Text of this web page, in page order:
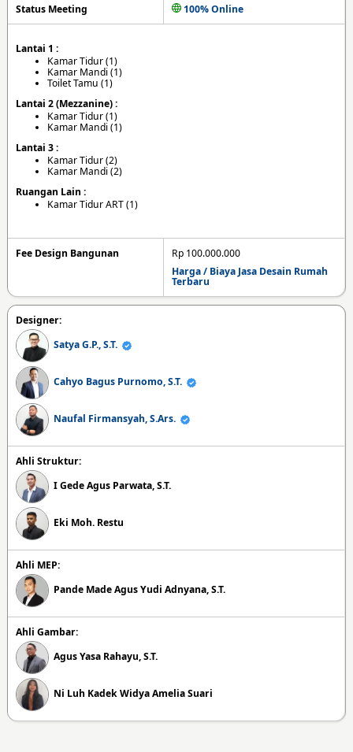
Status Meeting 100% Online
Lantai 1 :
Kamar Tidur (1)
Kamar Mandi (1)
Toilet Tamu (1)
Lantai 2 (Mezzanine) :
Kamar Tidur (1)
Kamar Mandi (1)
Lantai 3 :
Kamar Tidur (2)
Kamar Mandi (2)
Ruangan Lain :
Kamar Tidur ART (1)
Fee Design Bangunan
Rp 100.000.000
Harga / Biaya Jasa Desain Rumah
Terbaru
Designer:
Satya G.P., S.T.
Cahyo Bagus Purnomo, S.T.
Naufal Firmansyah, S.Ars.
Ahli Struktur:
I Gede Agus Parwata, S.T.
Eki Moh. Restu
Ahli MEP:
Pande Made Agus Yudi Adnyana, S.T.
Ahli Gambar:
Agus Yasa Rahayu, S.T.
Ni Luh Kadek Widya Amelia Suari